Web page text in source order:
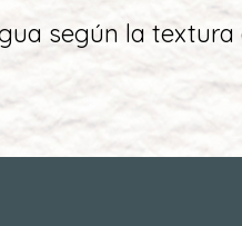
según la textura